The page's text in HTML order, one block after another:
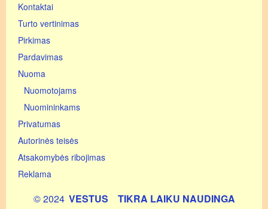
Kontaktai
Turto vertinimas
Pirkimas
Pardavimas
Nuoma
Nuomotojams
Nuomininkams
Privatumas
Autorinės teisės
Atsakomybės ribojimas
Reklama
© 2024 VESTUS TIKRA LAIKU NAUDINGA